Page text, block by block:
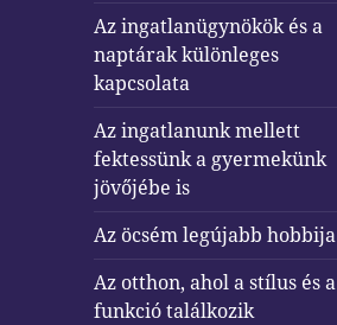
Az ingatlanügynökök és a
naptárak különleges
kapcsolata
Az ingatlanunk mellett
fektessünk a gyermekünk
jövőjébe is
Az öcsém legújabb hobbija
Az otthon, ahol a stílus és a
funkció találkozik